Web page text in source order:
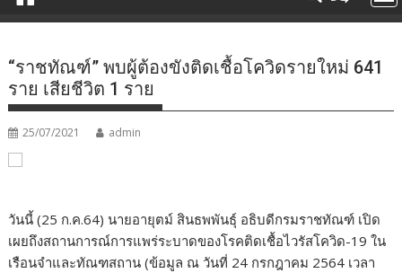
“ราชทัณฑ์” พบผู้ต้องขังติดเชื้อโควิดรายใหม่ 641
ราย เสียชีวิต 1 ราย
25/07/2021 admin
วันนี้ (25 ก.ค.64) นายอายุตม์ สินธพพันธุ์ อธิบดีกรมราชทัณฑ์ เปิด
เผยถึงสถานการณ์การแพร่ระบาดของโรคติดเชื้อไวรัสโควิด-19 ใน
เรือนจำและทัณฑสถาน (ข้อมูล ณ วันที่ 24 กรกฎาคม 2564 เวลา